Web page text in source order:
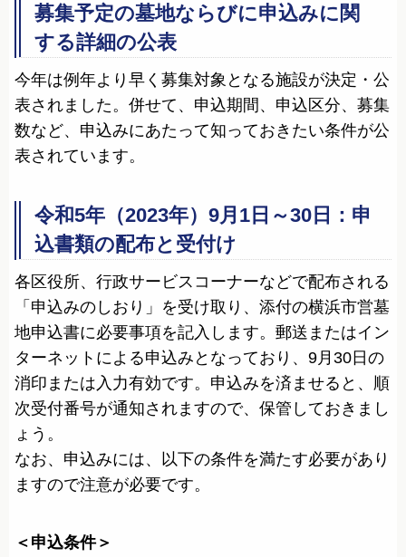
募集予定の墓地ならびに申込みに関
する詳細の公表
今年は例年より早く募集対象となる施設が決定・公
表されました。併せて、申込期間、申込区分、募集
数など、申込みにあたって知っておきたい条件が公
表されています。
令和5年（2023年）9月1日～30日：申
込書類の配布と受付け
各区役所、行政サービスコーナーなどで配布される
「申込みのしおり」を受け取り、添付の横浜市営墓
地申込書に必要事項を記入します。郵送またはイン
ターネットによる申込みとなっており、9月30日の
消印または入力有効です。申込みを済ませると、順
次受付番号が通知されますので、保管しておきまし
ょう。
なお、申込みには、以下の条件を満たす必要があり
ますので注意が必要です。
＜申込条件＞